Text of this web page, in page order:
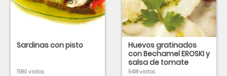
Sardinas con pisto
1580 visitas
Huevos gratinados
con Bechamel EROSKI y
salsa de tomate
5418 visitas